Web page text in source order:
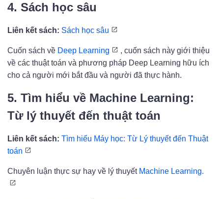
4. Sách học sâu
Liên kết sách: Sách học sâu
Cuốn sách về Deep Learning
, cuốn sách này giới thiệu
về các thuật toán và phương pháp Deep Learning hữu ích
cho cả người mới bắt đầu và người đã thực hành.
5. Tìm hiểu về Machine Learning:
Từ lý thuyết đến thuật toán
Liên kết sách: Tìm hiểu Máy học: Từ Lý thuyết đến Thuật
toán
Chuyên luận thực sự hay về lý thuyết Machine Learning.